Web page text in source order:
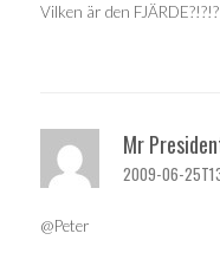
Vilken är den FJÄRDE?!?!?
Mr
2009-06-
@Peter